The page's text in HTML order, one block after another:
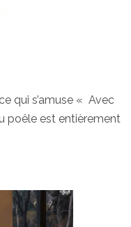
qui s’amuse « Avec
poêle est entièrement